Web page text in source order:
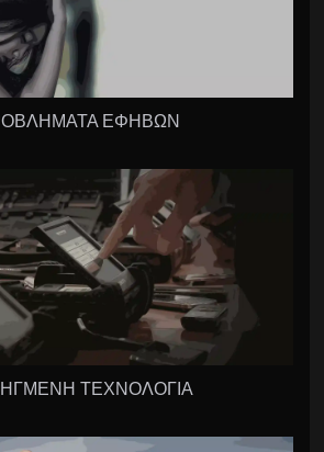
ΕΦΗΒΩΝ
ΤΕΧΝΟΛΟΓΙΑ